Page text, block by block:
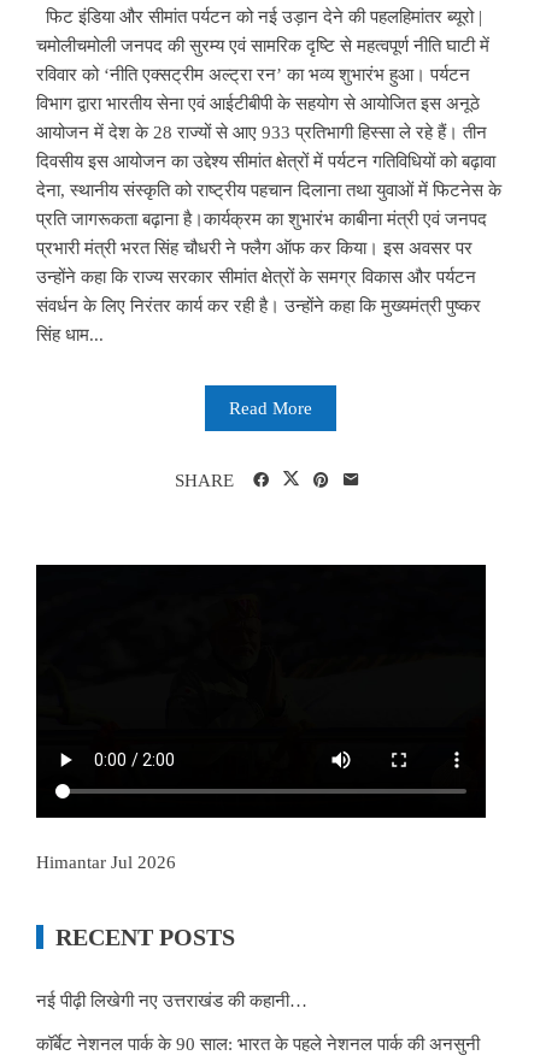
फिट इंडिया और सीमांत पर्यटन को नई उड़ान देने की पहलहिमांतर ब्यूरो |
चमोलीचमोली जनपद की सुरम्य एवं सामरिक दृष्टि से महत्वपूर्ण नीति घाटी में
रविवार को ‘नीति एक्सट्रीम अल्ट्रा रन’ का भव्य शुभारंभ हुआ। पर्यटन
विभाग द्वारा भारतीय सेना एवं आईटीबीपी के सहयोग से आयोजित इस अनूठे
आयोजन में देश के 28 राज्यों से आए 933 प्रतिभागी हिस्सा ले रहे हैं। तीन
दिवसीय इस आयोजन का उद्देश्य सीमांत क्षेत्रों में पर्यटन गतिविधियों को बढ़ावा
देना, स्थानीय संस्कृति को राष्ट्रीय पहचान दिलाना तथा युवाओं में फिटनेस के
प्रति जागरूकता बढ़ाना है।कार्यक्रम का शुभारंभ काबीना मंत्री एवं जनपद
प्रभारी मंत्री भरत सिंह चौधरी ने फ्लैग ऑफ कर किया। इस अवसर पर
उन्होंने कहा कि राज्य सरकार सीमांत क्षेत्रों के समग्र विकास और पर्यटन
संवर्धन के लिए निरंतर कार्य कर रही है। उन्होंने कहा कि मुख्यमंत्री पुष्कर
सिंह धाम...
Read More
SHARE
Himantar Jul 2026
RECENT POSTS
नई पीढ़ी लिखेगी नए उत्तराखंड की कहानी…
कॉर्बेट नेशनल पार्क के 90 साल: भारत के पहले नेशनल पार्क की अनसुनी